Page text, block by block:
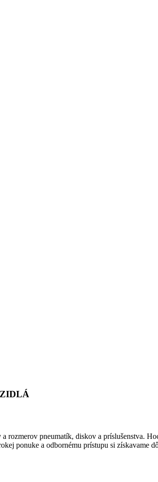
pneumatík, diskov a príslušenstva.
ponuke a odbornému prístupu si získavame